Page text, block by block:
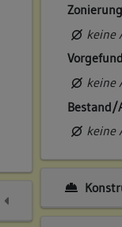
keine
keine
Bestand/
keine